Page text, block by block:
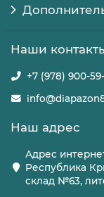
Наши
+7 (978) 900-
Наш адрес
Адрес
Республика
склад №63,